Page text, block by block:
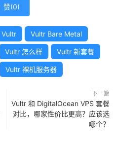
赞(0)
Vultr Vultr Bare Metal
Vultr 怎么样 Vultr 新套餐
Vultr 裸机服务器
下一篇
Vultr 和 DigitalOcean VPS 套餐
对比，哪家性价比更高？应该选
哪个？